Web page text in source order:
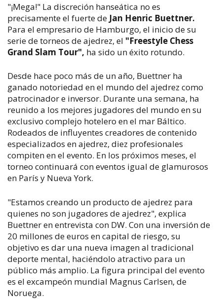
"¡Mega!" La discreción hanseática no es
precisamente el fuerte de Jan Henric Buettner.
Para el empresario de Hamburgo, el inicio de su
serie de torneos de ajedrez, el "Freestyle Chess
Grand Slam Tour", ha sido un éxito rotundo.
Desde hace poco más de un año, Buettner ha
ganado notoriedad en el mundo del ajedrez como
patrocinador e inversor. Durante una semana, ha
reunido a los mejores jugadores del mundo en su
exclusivo complejo hotelero en el mar Báltico.
Rodeados de influyentes creadores de contenido
especializados en ajedrez, diez profesionales
compiten en el evento. En los próximos meses, el
torneo continuará con eventos igual de glamurosos
en París y Nueva York.
"Estamos creando un producto de ajedrez para
quienes no son jugadores de ajedrez", explica
Buettner en entrevista con DW. Con una inversión de
20 millones de euros en capital de riesgo, su
objetivo es dar una nueva imagen al tradicional
deporte mental, haciéndolo atractivo para un
público más amplio. La figura principal del evento
es el excampeón mundial Magnus Carlsen, de
Noruega.